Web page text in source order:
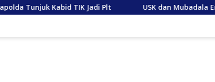
Jadi Plt USK dan Mubadala Energy Jajaki Kerja